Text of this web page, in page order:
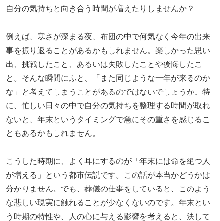
自分の気持ちと向き合う時間が増えたりしませんか？
例えば、寒さが深まる夜、布団の中で何気なく今年の出来
事を振り返ることがあるかもしれません。楽しかった思い
出、挑戦したこと、あるいは失敗したことや後悔したこ
と。そんな瞬間にふと、「また同じような一年が来るのか
な」と考えてしまうことがあるのではないでしょうか。特
に、忙しい日々の中で自分の気持ちを整理する時間が取れ
ないと、年末というタイミングで急にその重さを感じるこ
ともあるかもしれません。
こうした時期に、よく耳にするのが「年末には命を絶つ人
が増える」という都市伝説です。この話が本当かどうかは
分かりません。でも、葬儀の仕事をしていると、このよう
な悲しい現実に触れることが少なくないのです。年末とい
う時期の特性や、人の心に与える影響を考えると、決して